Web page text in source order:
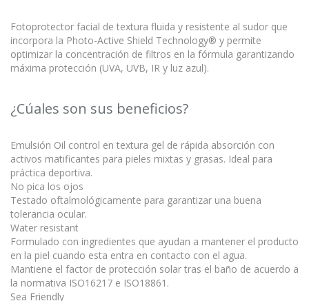
Fotoprotector facial de textura fluida y resistente al sudor que
incorpora la Photo-Active Shield Technology® y permite
optimizar la concentración de filtros en la fórmula garantizando
máxima protección (UVA, UVB, IR y luz azul).
¿Cúales son sus beneficios?
Emulsión Oil control en textura gel de rápida absorción con
activos matificantes para pieles mixtas y grasas. Ideal para
práctica deportiva.
No pica los ojos
Testado oftalmológicamente para garantizar una buena
tolerancia ocular.
Water resistant
Formulado con ingredientes que ayudan a mantener el producto
en la piel cuando esta entra en contacto con el agua.
Mantiene el factor de protección solar tras el baño de acuerdo a
la normativa ISO16217 e ISO18861.
Sea Friendly